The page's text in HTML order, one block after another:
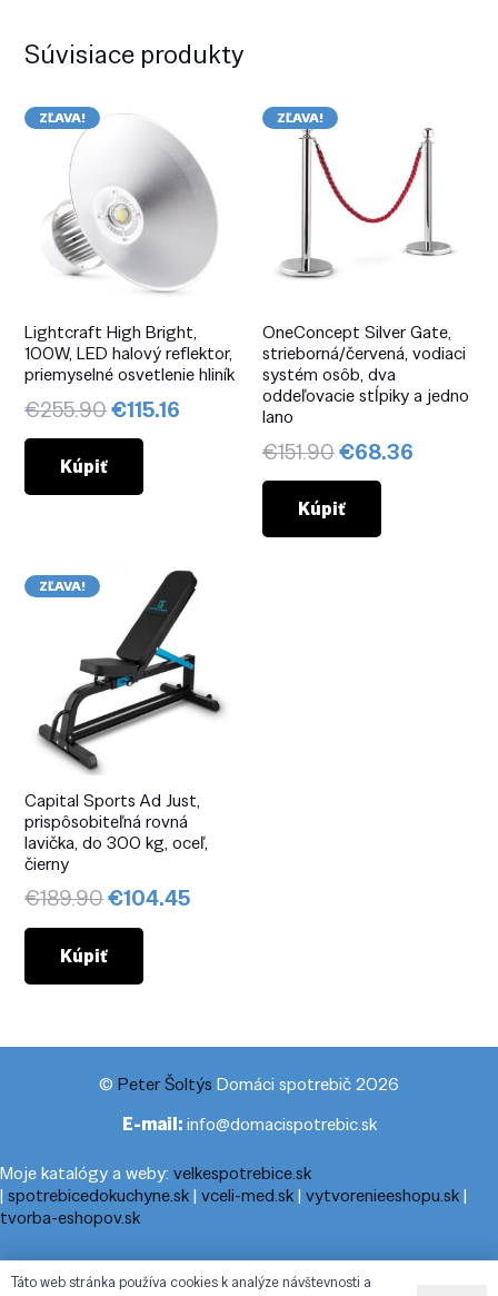
Súvisiace produkty
ZĽAVA!
Lightcraft High Bright,
100W, LED halový reflektor,
priemyselné osvetlenie hliník
€255.90Pôvodná
cena
€255.90.
€115.16 Aktuálna
Kúpiť
ZĽAVA!
OneConcept Silver Gate,
strieborná/červená, vodiaci
systém osôb, dva
oddeľovacie stĺpiky a jedno
lano
€151.90Pôvodná
cena
bola:
€151.90.
€68.36
Kúpiť
ZĽAVA!
Capital Sports Ad Just,
prispôsobiteľná rovná
lavička, do 300 kg, oceľ,
čierny
€189.90Pôvodná
cena
bola:
€189.90.
€104.45Aktuálna
Kúpiť
© Peter Šoltýs Domáci spotrebič 2026
E-mail:info@domacispotrebic.sk
Moje katalógy a weby: velkespotrebice.sk
| spotrebicedokuchyne.sk| vceli-med.sk| vytvorenieeshopu.sk|
tvorba-eshopov.sk
Moje blogy:cestovnyporiadok.eu|pracanadoma.net|telefonny-
zoznam-podla-cisla.sk |praca-z-domu-na-pc.sk|dnesny-
Táto web stránka používa cookies k analýze návštevnosti a